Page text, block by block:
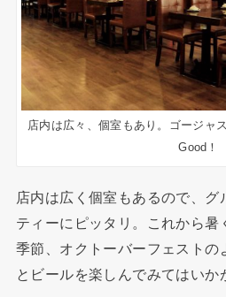
店内は広々、個室もあり。ゴージャ
Good！
店内は広く個室もあるので、グ
ティーにピッタリ。これから暑
季節、オクトーバーフェストの
とビールを楽しんでみてはいか